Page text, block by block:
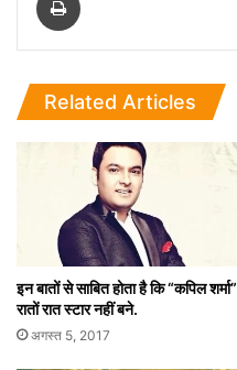
Related Articles
इन बातों से साबित होता है कि “कपिल शर्मा”
रातों रात स्टार नहीं बने.
अगस्त 5, 2017